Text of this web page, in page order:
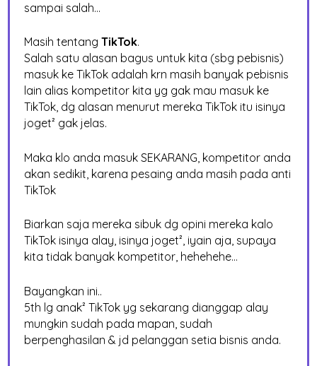
sampai salah…
Masih tentang TikTok.
Salah satu alasan bagus untuk kita (sbg pebisnis)
masuk ke TikTok adalah krn masih banyak pebisnis
lain alias kompetitor kita yg gak mau masuk ke
TikTok, dg alasan menurut mereka TikTok itu isinya
joget² gak jelas.
Maka klo anda masuk SEKARANG, kompetitor anda
akan sedikit, karena pesaing anda masih pada anti
TikTok
Biarkan saja mereka sibuk dg opini mereka kalo
TikTok isinya alay, isinya joget², iyain aja, supaya
kita tidak banyak kompetitor, hehehehe…
Bayangkan ini..
5th lg anak² TikTok yg sekarang dianggap alay
mungkin sudah pada mapan, sudah
berpenghasilan & jd pelanggan setia bisnis anda.